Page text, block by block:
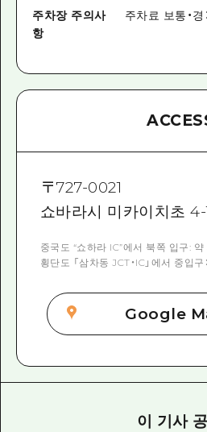
주차장 주의사
항
주차료 보통・
〒727-0021
쇼바라시 미카이치초 4-
중국도 “쇼하라 IC”에서 북쪽 입구:
횡단도 「삼차동 JCT・IC」에서 중입구
Google
이 기사